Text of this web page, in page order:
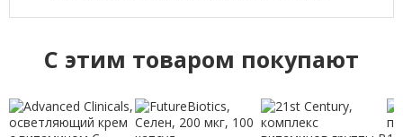
C этим товаром покупают